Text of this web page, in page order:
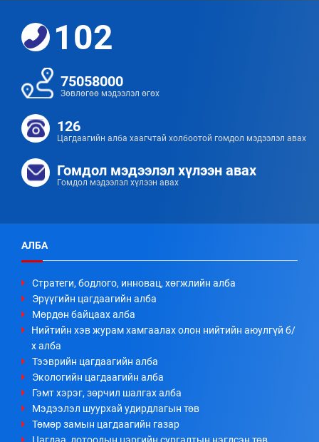
102
75058000
Зөвлөгөө мэдээлэл өгөх
126
Цагдаагийн алба хаагчтай холбоотой гомдол мэдээлэл авах
Гомдол мэдээлэл хүлээн авах
Гомдол мэдээлэл хүлээн авах
АЛБА
Стратеги, бодлого, инновац, хөгжлийн алба
Эрүүгийн цагдаагийн алба
Мөрдөн байцаах алба
Нийтийн хэв журам хамгаалах олон нийтийн аюулгүй б/
х алба
Тээврийн цагдаагийн алба
Экологийн цагдаагийн алба
Гэмт хэрэг, зөрчил шалгах алба
Мэдээлэл шуурхай удирдлагын төв
Төмөр замын цагдаагийн газар